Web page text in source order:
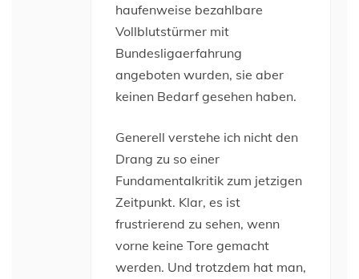
haufenweise bezahlbare
Vollblutstürmer mit
Bundesligaerfahrung
angeboten wurden, sie aber
keinen Bedarf gesehen haben.
Generell verstehe ich nicht den
Drang zu so einer
Fundamentalkritik zum jetzigen
Zeitpunkt. Klar, es ist
frustrierend zu sehen, wenn
vorne keine Tore gemacht
werden. Und trotzdem hat man,